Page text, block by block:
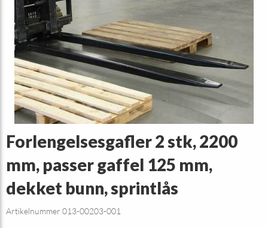
Forlengelsesgafler 2 stk, 2200
mm, passer gaffel 125 mm,
dekket bunn, sprintlås
Artikelnummer 013-00203-001